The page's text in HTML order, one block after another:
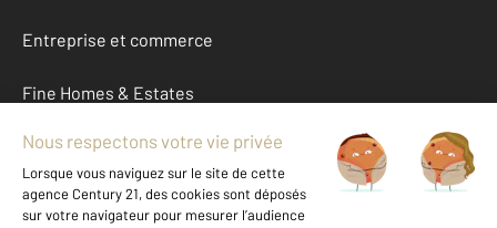
Entreprise et commerce
Fine Homes & Estates
À propos
International